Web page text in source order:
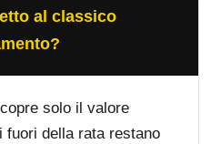
al classico
solo il valore
fuori della rata restano